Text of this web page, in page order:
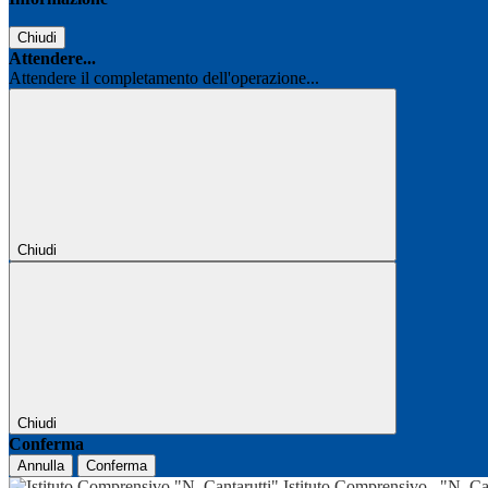
Chiudi
Attendere...
Attendere il completamento dell'operazione...
Chiudi
Chiudi
Conferma
Annulla Conferma